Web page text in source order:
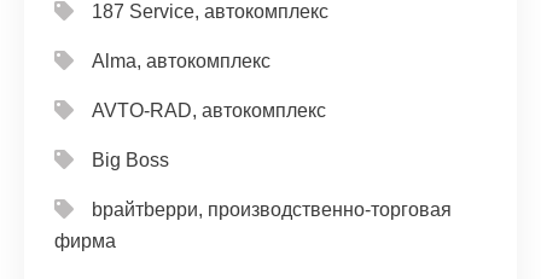
187 Service, автокомплекс
Alma, автокомплекс
AVTO-RAD, автокомплекс
Big Boss
bрайтbерри, производственно-торговая
фирма